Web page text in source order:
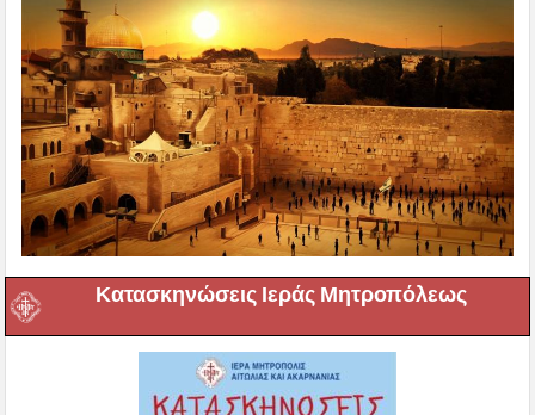
Κατασκηνώσεις Ιεράς Μητροπόλεως